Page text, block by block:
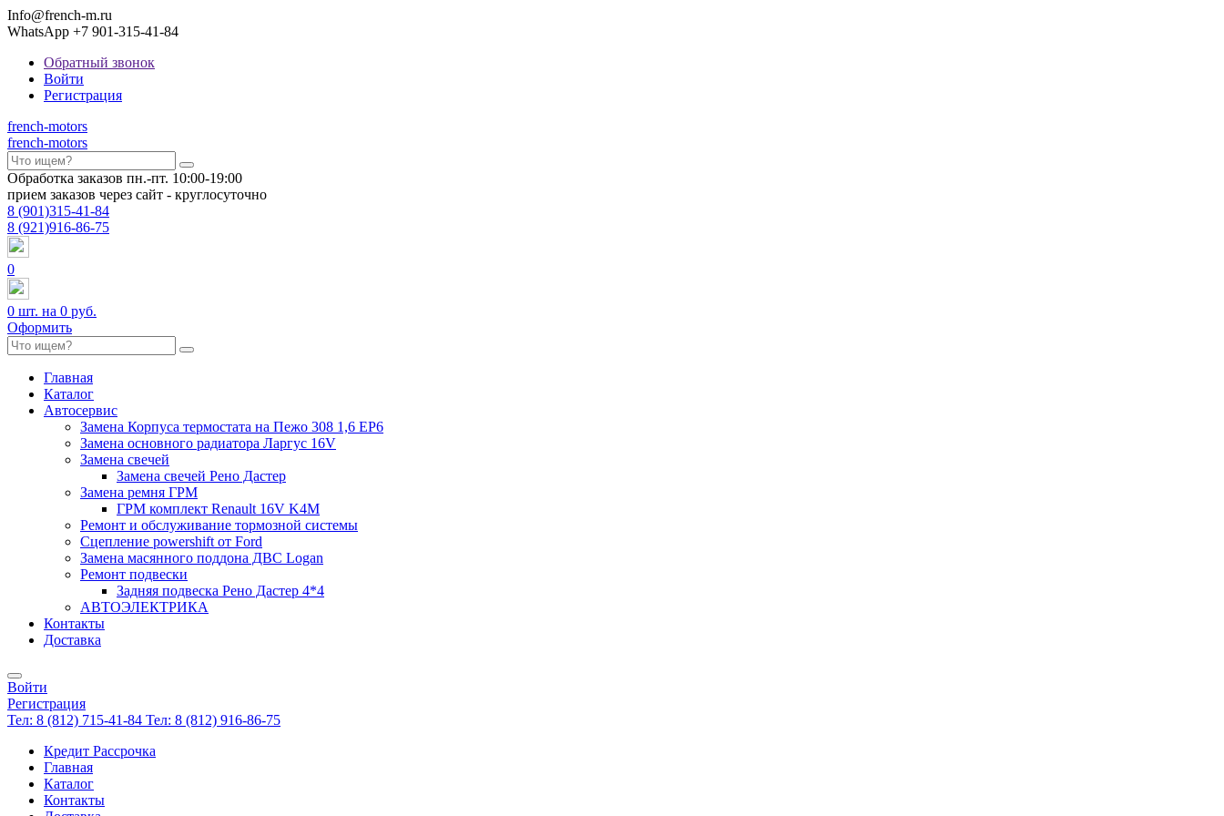
Info@french-m.ru
WhatsApp +7 901-315-41-84
Обратный звонок
Войти
Регистрация
french-motors
french-motors
Обработка заказов пн.-пт. 10:00-19:00
прием заказов через сайт - круглосуточно
8 (901)315-41-84
8 (921)916-86-75
0
0 шт. на 0 руб.
Оформить
Главная
Каталог
Автосервис
Замена Корпуса термостата на Пежо 308 1,6 EP6
Замена основного радиатора Ларгус 16V
Замена свечей
Замена свечей Рено Дастер
Замена ремня ГРМ
ГРМ комплект Renault 16V K4M
Ремонт и обслуживание тормозной системы
Сцепление powershift от Ford
Замена масянного поддона ДВС Logan
Ремонт подвески
Задняя подвеска Рено Дастер 4*4
АВТОЭЛЕКТРИКА
Контакты
Доставка
Войти
Регистрация
Тел: 8 (812) 715-41-84 Тел: 8 (812) 916-86-75
Кредит Рассрочка
Главная
Каталог
Контакты